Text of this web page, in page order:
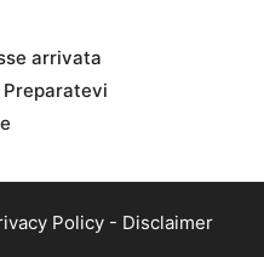
arrivata
Policy - Disclaimer